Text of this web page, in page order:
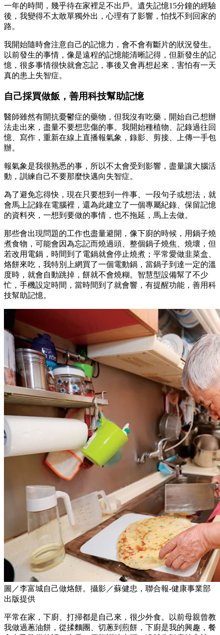
一年的時間，幾乎待在家裡足不出戶。遺失記憶15分鐘的經驗
後，我變得不太敢單獨外出，心理有了影響，怕找不到回家的
路。
我開始隨時會注意自己的記憶力，會不會有斷片的狀況發生。
以前發生的事情，像是遠程的記憶能清晰記得，但新發生的記
憶，很多事情很快就會忘記，事後又會再想起來，害怕有一天
真的患上失智症。
自己採買做飯，善用科技幫助記憶
醫師雖然有開抗憂鬱症的藥物，但我沒有吃藥，開始自己想辦
法走出來，盡量不要想悲傷的事。我開始種植物、記錄過往回
憶、寫作，重新在線上直播報氣象，錄影、剪接、上傳一手包
辦。
報氣象是我很熟悉的事，所以不太會受到影響，盡量讓大腦活
動，訓練自己不要那麼快邁向失智症。
為了避免忘得快，現在只要想到一件事、一段句子或想法，就
會馬上記錄在電腦裡，還為此建立了一個專屬紀錄、保留記憶
的資料夾，一想到要做的事情，也不拖延，馬上去做。
那些會出現問題的工作也盡量避開，像下廚的時候，用鍋子燒
煮食物，可能會因為忘記而燒過頭、整個鍋子燒焦、燒壞，但
若改用電鍋，時間到了電鍋就會停止燒煮；平常愛做韭菜盒、
烙餅來吃，我特別上網買了一個電動鍋，當鍋子到達一定的溫
度時，就會自動跳掉，餅就不會燒糊。智慧型設備幫了不少
忙，手機設定時間，當時間到了就會響，有提醒功能，善用科
技幫助記憶。
圖／李富城自己做烙餅。攝影／蘇健忠，聯合報-健康事業部
出版提供
平常在家，下廚、打掃都是自己來，很少外食。以前母親曾教
我做過蔥油餅，從揉麵團、切蔥到煎餅，下廚是我的興趣，餐